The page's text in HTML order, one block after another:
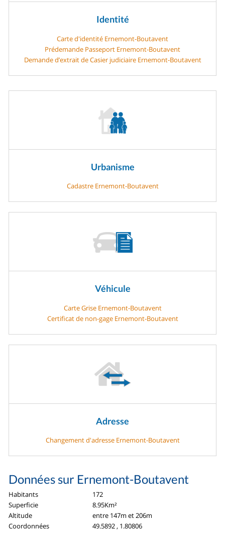
Identité
Carte d'identité Ernemont-Boutavent
Prédemande Passeport Ernemont-Boutavent
Demande d’extrait de Casier judiciaire Ernemont-Boutavent
Urbanisme
Cadastre Ernemont-Boutavent
Véhicule
Carte Grise Ernemont-Boutavent
Certificat de non-gage Ernemont-Boutavent
Adresse
Changement d'adresse Ernemont-Boutavent
Données sur Ernemont-Boutavent
Habitants
172
Superficie
8.95Km²
Altitude
entre 147m et 206m
Coordonnées
49.5892 , 1.80806